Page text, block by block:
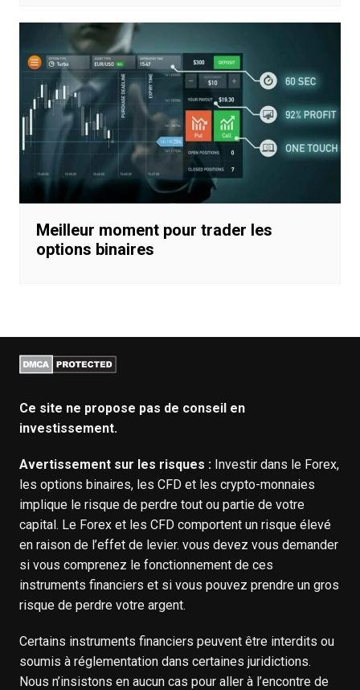
Meilleur moment pour trader les
options binaires
Ce site ne propose pas de conseil en
investissement.
Avertissement sur les risques :Investir dans le Forex,
les options binaires, les CFD et les crypto-monnaies
implique le risque de perdre tout ou partie de votre
capital. Le Forex et les CFD comportent un risque élevé
en raison de l’effet de levier. vous devez vous demander
si vous comprenez le fonctionnement de ces
instruments financiers et si vous pouvez prendre un gros
risque de perdre votre argent.
Certains instruments financiers peuvent être interdits ou
soumis à réglementation dans certaines juridictions.
Nous n’insistons en aucun cas pour aller à l’encontre de